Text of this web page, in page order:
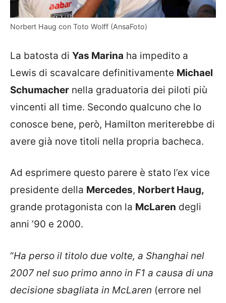
Norbert Haug con Toto Wolff (AnsaFoto)
La batosta di Yas Marina ha impedito a
Lewis di scavalcare definitivamente Michael
Schumacher nella graduatoria dei piloti più
vincenti all time. Secondo qualcuno che lo
conosce bene, però, Hamilton meriterebbe di
avere già nove titoli nella propria bacheca.
Ad esprimere questo parere è stato l’ex vice
presidente della Mercedes, Norbert Haug,
grande protagonista con la McLaren degli
anni ’90 e 2000.
“Ha perso il titolo due volte, a Shanghai nel
2007 nel suo primo anno in F1 a causa di una
decisione sbagliata in McLaren (errore nel